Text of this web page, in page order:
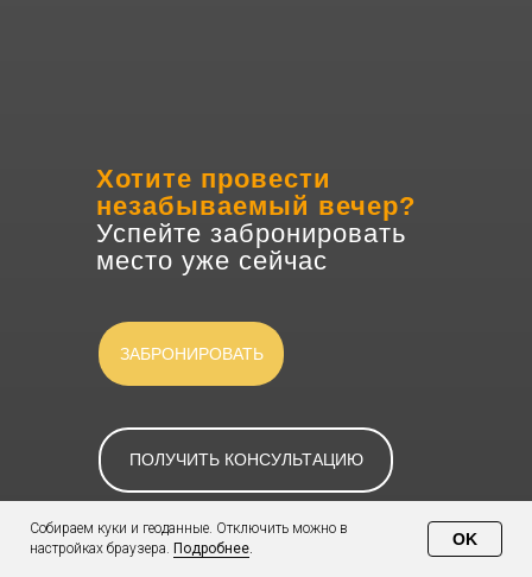
Хотите провести
незабываемый вечер?
Успейте забронировать
место уже сейчас
ЗАБРОНИРОВАТЬ
ПОЛУЧИТЬ КОНСУЛЬТАЦИЮ
Собираем куки и геоданные. Отключить можно в
настройках браузера. Подробнее.
OK